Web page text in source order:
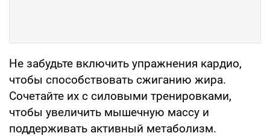
Не забудьте включить упражнения кардио,
чтобы способствовать сжиганию жира.
Сочетайте их с силовыми тренировками,
чтобы увеличить мышечную массу и
поддерживать активный метаболизм.